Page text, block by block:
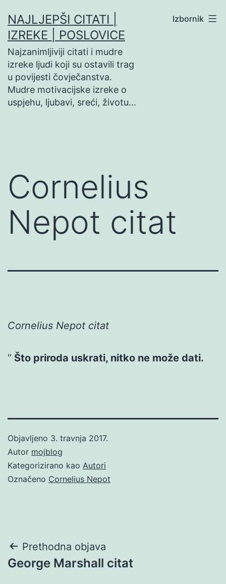
na
sadržaj
NAJLJEPŠI CITATI |
IZREKE | POSLOVICE
Najzanimljiviji citati i mudre
izreke ljudi koji su ostavili trag
u povijesti čovječanstva.
Mudre motivacijske izreke o
uspjehu, ljubavi, sreći, životu…
Izbornik
Cornelius
Nepot citat
Cornelius Nepot citat
Što priroda uskrati, nitko ne može dati.
Objavljeno 3. travnja 2017.
Autor mojblog
Kategorizirano kao Autori
Označeno Cornelius Nepot
Navigacija
objava
Prethodna objava
George Marshall citat